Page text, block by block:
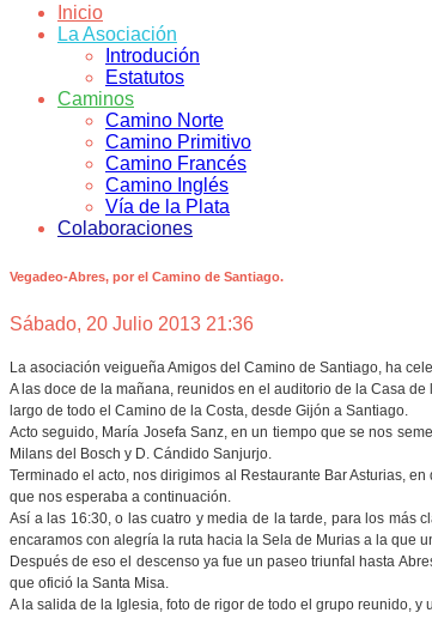
Inicio
La Asociación
Introdución
Estatutos
Caminos
Camino Norte
Camino Primitivo
Camino Francés
Camino Inglés
Vía de la Plata
Colaboraciones
Vegadeo-Abres, por el Camino de Santiago.
Sábado, 20 Julio 2013 21:36
La asociación veigueña Amigos del Camino de Santiago, ha
A las doce de la mañana, reunidos en el auditorio de la Casa
largo de todo el Camino de la Costa, desde Gijón a Santiago.
Acto seguido, María Josefa Sanz, en un tiempo que se nos
Milans del Bosch y D. Cándido Sanjurjo.
Terminado el acto, nos dirigimos al Restaurante Bar Asturias,
que nos esperaba a continuación.
Así a las 16:30, o las cuatro y media de la tarde, para los más
encaramos con alegría la ruta hacia la Sela de Murias a la que
Después de eso el descenso ya fue un paseo triunfal hasta
que ofició la Santa Misa.
A la salida de la Iglesia, foto de rigor de todo el grupo reunido,